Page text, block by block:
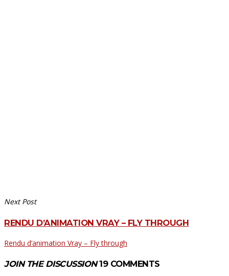
Next Post
RENDU D’ANIMATION VRAY – FLY THROUGH
Rendu d’animation Vray – Fly through
JOIN THE DISCUSSION19 COMMENTS